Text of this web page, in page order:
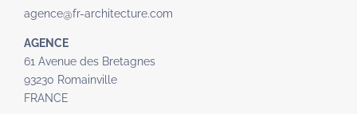
agence@fr-architecture.com
AGENCE
61 Avenue des Bretagnes
93230 Romainville
FRANCE